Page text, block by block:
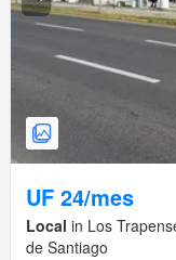
UF 24/mes
Local in Los
de Santiago